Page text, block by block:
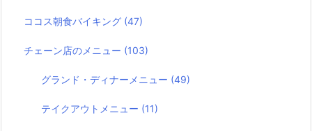
ココス朝食バイキング (47)
チェーン店のメニュー (103)
グランド・ディナーメニュー (49)
テイクアウトメニュー (11)